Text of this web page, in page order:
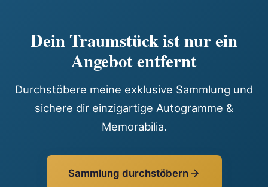
Dein Traumstück ist nur ein
Angebot entfernt
Durchstöbere meine exklusive Sammlung und
sichere dir einzigartige Autogramme &
Memorabilia.
Sammlung durchstöbern